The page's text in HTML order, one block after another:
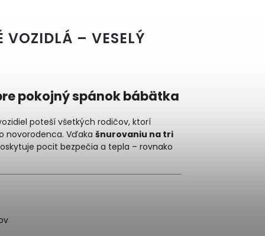
– VESELÝ
pokojný spánok bábätka
poteší všetkých rodičov, ktorí
novorodenca. Vďaka šnurovaniu na tri
pocit bezpečia a tepla – rovnako